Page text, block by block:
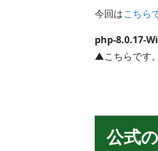
今回はこちら
php-8.0.17-
▲こちらです。
公式